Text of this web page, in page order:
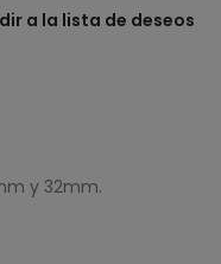
a la lista de deseos
y 32mm.